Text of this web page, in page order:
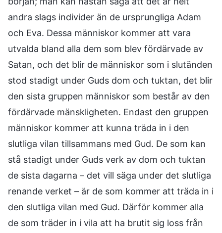
andra slags individer än de ursprungliga Adam
och Eva. Dessa människor kommer att vara
utvalda bland alla dem som blev fördärvade av
Satan, och det blir de människor som i slutänden
stod stadigt under Guds dom och tuktan, det blir
den sista gruppen människor som består av den
fördärvade mänskligheten. Endast den gruppen
människor kommer att kunna träda in i den
slutliga vilan tillsammans med Gud. De som kan
stå stadigt under Guds verk av dom och tuktan
de sista dagarna – det vill säga under det slutliga
renande verket – är de som kommer att träda in i
den slutliga vilan med Gud. Därför kommer alla
de som träder in i vila att ha brutit sig loss från